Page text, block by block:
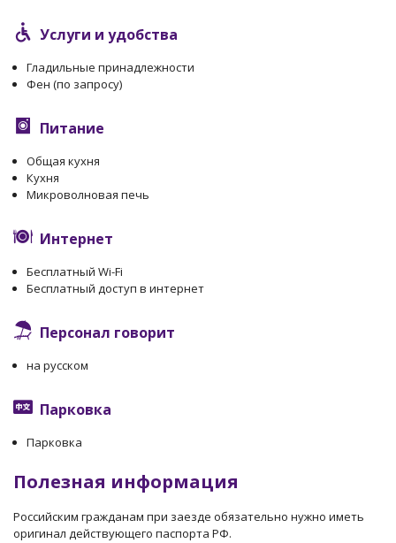
Услуги и удобства
Гладильные принадлежности
Фен (по запросу)
Питание
Общая кухня
Кухня
Микроволновая печь
Интернет
Бесплатный Wi-Fi
Бесплатный доступ в интернет
Персонал говорит
на русском
Парковка
Парковка
Полезная информация
Российским гражданам при заезде обязательно нужно иметь
оригинал действующего паспорта РФ.